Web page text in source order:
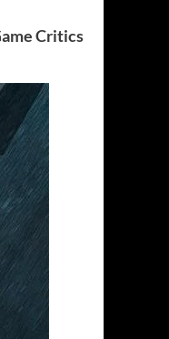
Critics